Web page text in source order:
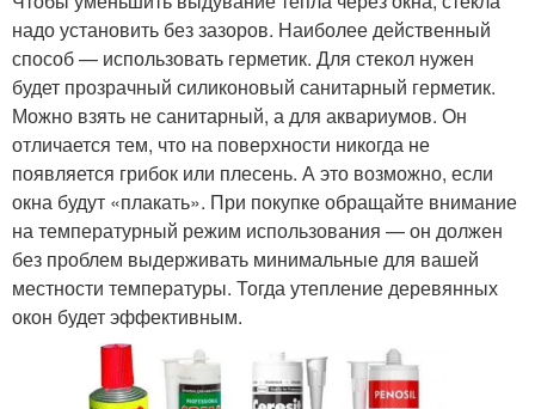
надо установить без зазоров. Наиболее действенный
способ — использовать герметик. Для стекол нужен
будет прозрачный силиконовый санитарный герметик.
Можно взять не санитарный, а для аквариумов. Он
отличается тем, что на поверхности никогда не
появляется грибок или плесень. А это возможно, если
окна будут «плакать». При покупке обращайте внимание
на температурный режим использования — он должен
без проблем выдерживать минимальные для вашей
местности температуры. Тогда утепление деревянных
окон будет эффективным.